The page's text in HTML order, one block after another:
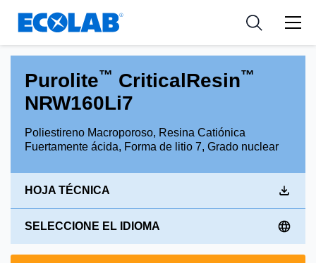
Resources
Aplicación
Nutraceuticals
Empresa
Tipo de producto
Purolite™ CriticalResin™
NRW160Li7
Poliestireno Macroporoso, Resina Catiónica
Fuertamente ácida, Forma de litio 7, Grado nuclear
HOJA TÉCNICA
SELECCIONE EL IDIOMA